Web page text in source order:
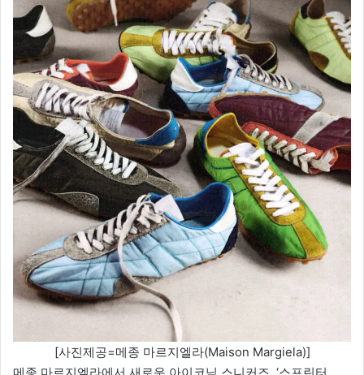
[사진제공=메종 마르지엘라(Maison Margiela)]